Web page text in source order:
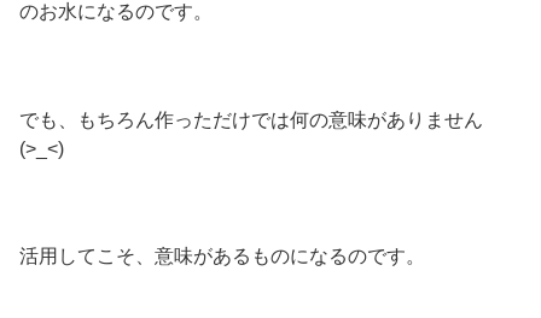
のお水になるのです。
でも、もちろん作っただけでは何の意味がありません
(>_<)
活用してこそ、意味があるものになるのです。